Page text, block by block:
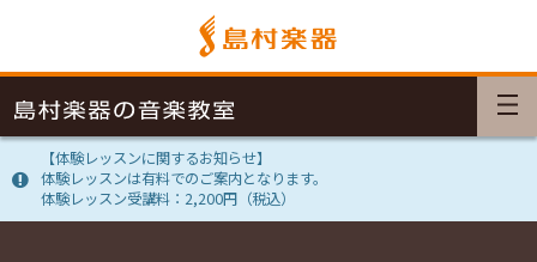
【体験レッスンに関するお知らせ】
体験レッスンは有料でのご案内となります。
体験レッスン受講料：2,200円（税込）